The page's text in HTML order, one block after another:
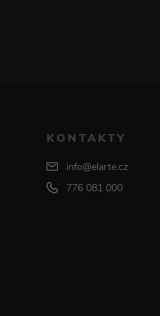
KONTAKTY
info@elarte.cz
776 081 000